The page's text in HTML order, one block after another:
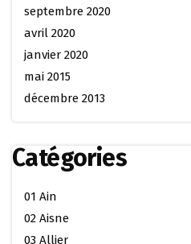
septembre 2020
avril 2020
janvier 2020
mai 2015
décembre 2013
Catégories
01 Ain
02 Aisne
03 Allier